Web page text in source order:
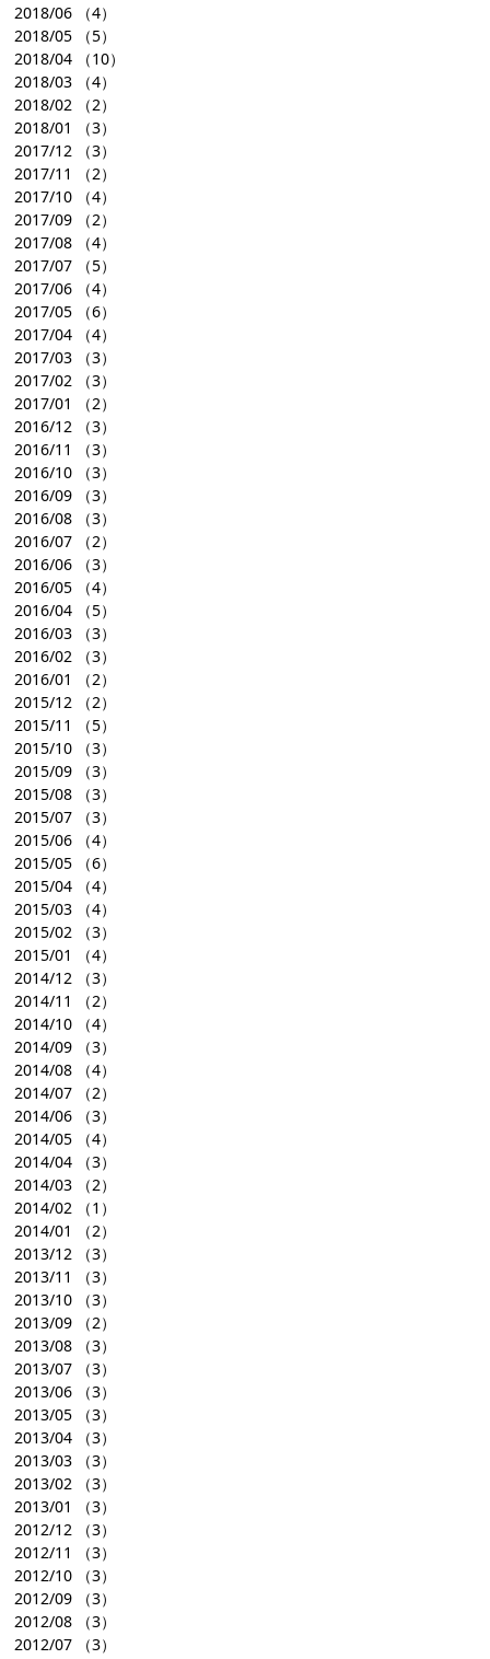
2018/06 （4）
2018/05 （5）
2018/04 （10）
2018/03 （4）
2018/02 （2）
2018/01
（3）
2017/12 （3）
2017/11
（2）
2017/10 （4）
2017/09 （2）
2017/08 （4）
2017/07 （5）
2017/06 （4）
2017/05 （6）
2017/04 （4）
2017/03 （3）
2017/02 （3）
2017/01
（2）
2016/12 （3）
2016/11
（3）
2016/10 （3）
2016/09 （3）
2016/08 （3）
2016/07 （2）
2016/06 （3）
2016/05 （4）
2016/04 （5）
2016/03 （3）
2016/02 （3）
2016/01
（2）
2015/12 （2）
2015/11
（5）
2015/10 （3）
2015/09 （3）
2015/08 （3）
2015/07 （3）
2015/06 （4）
2015/05 （6）
2015/04 （4）
2015/03 （4）
2015/02 （3）
2015/01
（4）
2014/12 （3）
2014/11
（2）
2014/10 （4）
2014/09 （3）
2014/08 （4）
2014/07 （2）
2014/06 （3）
2014/05 （4）
2014/04 （3）
2014/03 （2）
2014/02 （1）
2014/01
（2）
2013/12 （3）
2013/11
（3）
2013/10 （3）
2013/09 （2）
2013/08 （3）
2013/07 （3）
2013/06 （3）
2013/05 （3）
2013/04 （3）
2013/03 （3）
2013/02 （3）
2013/01
（3）
2012/12 （3）
2012/11
（3）
2012/10 （3）
2012/09 （3）
2012/08 （3）
2012/07 （3）